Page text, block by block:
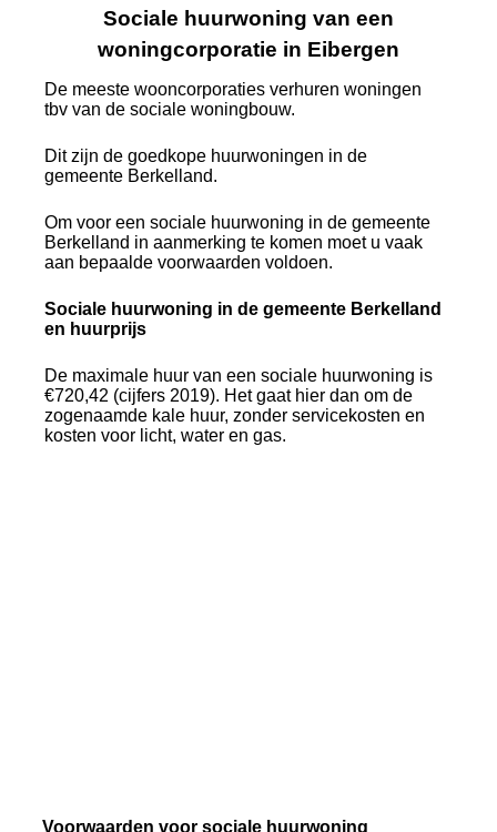
Sociale huurwoning van een
woningcorporatie in Eibergen
De meeste wooncorporaties verhuren woningen
tbv van de sociale woningbouw.
Dit zijn de goedkope huurwoningen in de
gemeente Berkelland.
Om voor een sociale huurwoning in de gemeente
Berkelland in aanmerking te komen moet u vaak
aan bepaalde voorwaarden voldoen.
Sociale huurwoning in de gemeente Berkelland
en huurprijs
De maximale huur van een sociale huurwoning is
€720,42 (cijfers 2019). Het gaat hier dan om de
zogenaamde kale huur, zonder servicekosten en
kosten voor licht, water en gas.
Voorwaarden voor sociale huurwoning